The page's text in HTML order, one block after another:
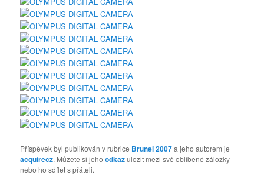
Příspěvek byl publikován v rubrice Brunei 2007a jeho autorem je
acquirecz. Můžete si jehoodkazuložit mezi své oblíbené záložky
nebo ho sdílet s přáteli.